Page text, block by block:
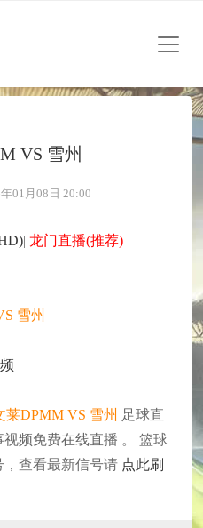
VS 雪州
01月08日 20:00
| 龙门直播(推荐)
雪州
莱DPMM VS 雪州 足球直
频免费在线直播 。 篮球
查看最新信号请 点此刷